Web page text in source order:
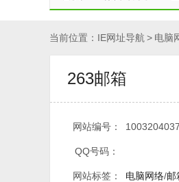
当前位置： IE网址导航 > 电脑
263邮箱
网站编号：
QQ号码：
网站标签： 电脑网络/邮